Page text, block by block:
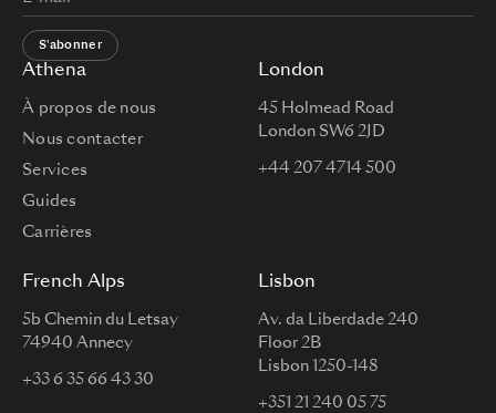
Athena
À propos de nous
Nous contacter
Services
Guides
Carrières
London
45 Holmead Road
London SW6 2JD
+44 207 4714 500
French Alps
5b Chemin du Letsay
74940 Annecy
+33 6 35 66 43 30
Lisbon
Av. da Liberdade 240
Floor 2B
Lisbon 1250-148
+351 21 240 05 75
S'abonner